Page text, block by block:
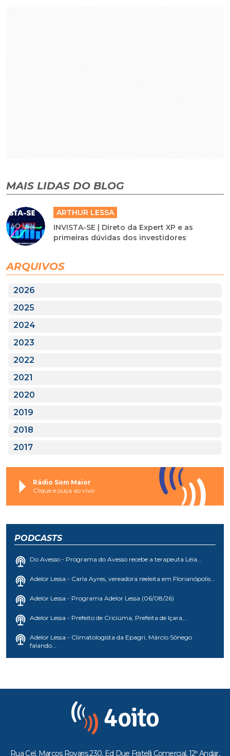
MAIS LIDAS DO BLOG
ARTHUR LESSA
INVISTA-SE | Direto da Expert XP e as
primeiras dúvidas dos investidores
ARQUIVOS
2026
2025
2024
2023
2022
2021
2020
2019
2018
2017
Rádio Som Maior
Clique e ouça ao vivo
PODCASTS
Do Avesso - Programa do Avesso recebe a terapeuta Léia...
Adelor Lessa - Carla Ayres, vereadora reeleita em Florianópolis...
Adelor Lessa - Programa Adelor Lessa (06/08/26)
Adelor Lessa - Prefeito de Criciúma, Prefeita de Içara,...
Adelor Lessa - Climatologista da Epagri, Márcio Sônego
falando...
Rua Cel. Marcos Rovaris 230, Ed Due Fratelli Comercial, 12º Andar,